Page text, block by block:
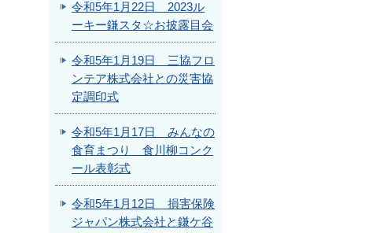
令和5年1月22日 2023ル
ーキー鎌スタ☆お披露目会
令和5年1月19日 三協フロ
ンテア株式会社との災害協
定調印式
令和5年1月17日 みんなの
食育まつり 食川柳コンク
ール表彰式
令和5年1月12日 損害保険
ジャパン株式会社と鎌ケ谷